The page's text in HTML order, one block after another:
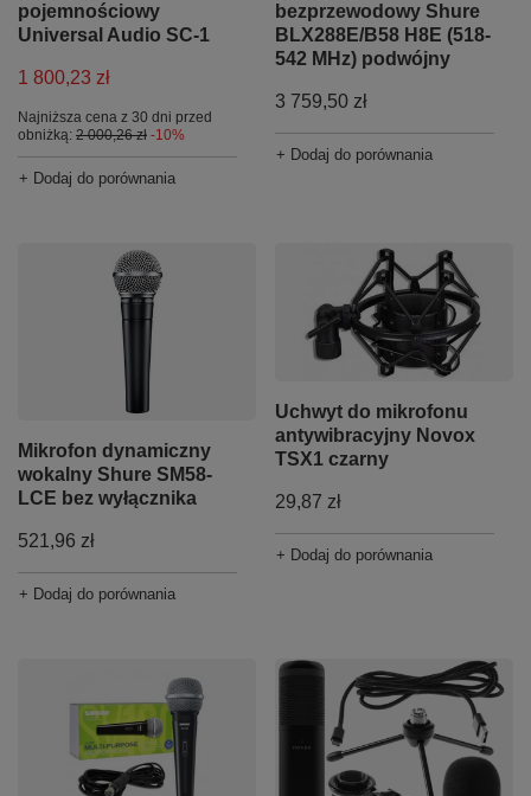
pojemnościowy
Universal Audio SC-1
1 800,23 zł
Najniższa cena z 30 dni przed
obniżką: 2 000,26 zł -10%
+ Dodaj do porównania
bezprzewodowy Shure
BLX288E/B58 H8E (518-
542 MHz) podwójny
3 759,50 zł
+ Dodaj do porównania
Mikrofon dynamiczny
wokalny Shure SM58-
LCE bez wyłącznika
521,96 zł
+ Dodaj do porównania
Uchwyt do mikrofonu
antywibracyjny Novox
TSX1 czarny
29,87 zł
+ Dodaj do porównania